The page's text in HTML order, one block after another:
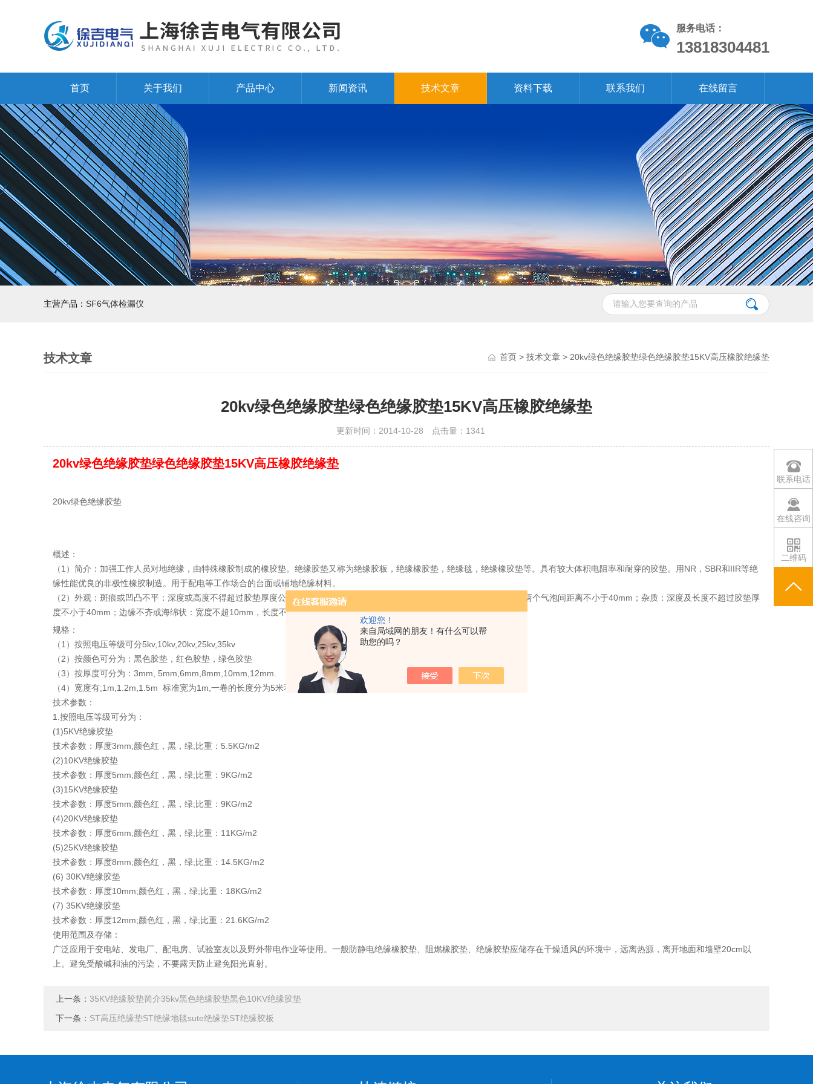
欢迎您！
来自局域网的朋友！有什么可以帮
助您的吗？
服务电话：
13818304481
首页 关于我们 产品中心 新闻资讯 技术文章 资料下载 联系我们 在线留言
主营产品： SF6气体检漏仪
技术文章 首页 > 技术文章 > 20kv绿色绝缘胶垫绿色绝缘胶垫15KV高压橡胶绝缘垫
20kv绿色绝缘胶垫绿色绝缘胶垫15KV高压橡胶绝缘垫
更新时间：2014-10-28 点击量： 1341
20kv绿色绝缘胶垫绿色绝缘胶垫15KV高压橡胶绝缘垫
20kv绿色绝缘胶垫
概述：
（1）简介：加强工作人员对地绝缘，由特殊橡胶制成的橡胶垫。绝缘胶垫又称为绝缘胶板，绝缘橡胶垫，绝缘毯，绝缘橡胶垫等。具有较大体积电阻率和耐穿的胶垫。用NR，SBR和IIR等绝
缘性能优良的非极性橡胶制造。用于配电等工作场合的台面或铺地绝缘材料。
（2）外观：斑痕或凹凸不平：深度或高度不得超过胶垫厚度公差；气泡：每平方米内，面积不于1cm2的气泡不超过5个，任意两个气泡间距离不小于40mm；杂质：深度及长度不超过胶垫厚
度不小于40mm；边缘不齐或海绵状：宽度不超10mm，长度不超过胶垫总长的1/10；裂纹：不允许有.
规格：
（1）按照电压等级可分5kv,10kv,20kv,25kv,35kv
（2）按颜色可分为：黑色胶垫，红色胶垫，绿色胶垫
（3）按厚度可分为：3mm, 5mm,6mm,8mm,10mm,12mm.
（4）宽度有;1m,1.2m,1.5m 标准宽为1m,一卷的长度分为5米和10米长。
技术参数：
1.按照电压等级可分为：
(1)5KV绝缘胶垫
技术参数：厚度3mm;颜色红，黑，绿;比重：5.5KG/m2
(2)10KV绝缘胶垫
技术参数：厚度5mm;颜色红，黑，绿;比重：9KG/m2
(3)15KV绝缘胶垫
技术参数：厚度5mm;颜色红，黑，绿;比重：9KG/m2
(4)20KV绝缘胶垫
技术参数：厚度6mm;颜色红，黑，绿;比重：11KG/m2
(5)25KV绝缘胶垫
技术参数：厚度8mm;颜色红，黑，绿;比重：14.5KG/m2
(6) 30KV绝缘胶垫
技术参数：厚度10mm;颜色红，黑，绿;比重：18KG/m2
(7) 35KV绝缘胶垫
技术参数：厚度12mm;颜色红，黑，绿;比重：21.6KG/m2
使用范围及存储：
广泛应用于变电站、发电厂、配电房、试验室友以及野外带电作业等使用。一般防静电绝缘橡胶垫、阻燃橡胶垫、绝缘胶垫应储存在干燥通风的环境中，远离热源，离开地面和墙壁20cm以
上。避免受酸碱和油的污染，不要露天防止避免阳光直射。
上一条： 35KV绝缘胶垫简介35kv黑色绝缘胶垫黑色10KV绝缘胶垫
下一条： ST高压绝缘垫ST绝缘地毯sute绝缘垫ST绝缘胶板
联系电话
在线咨询
二维码